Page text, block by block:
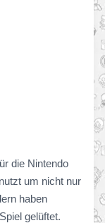
die Nintendo
um nicht nur
haben
gelüftet.